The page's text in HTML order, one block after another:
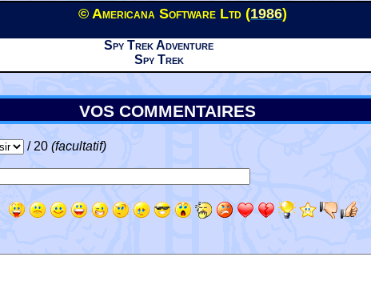
© Americana Software Ltd (1986)
Spy Trek Adventure
Spy Trek
VOS COMMENTAIRES
/ 20 (facultatif)